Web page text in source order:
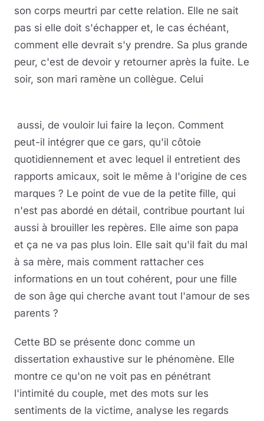
son corps meurtri par cette relation. Elle ne sait
pas si elle doit s'échapper et, le cas échéant,
comment elle devrait s'y prendre. Sa plus grande
peur, c'est de devoir y retourner après la fuite. Le
soir, son mari ramène un collègue. Celui
aussi, de vouloir lui faire la leçon. Comment
peut-il intégrer que ce gars, qu'il côtoie
quotidiennement et avec lequel il entretient des
rapports amicaux, soit le même à l'origine de ces
marques ? Le point de vue de la petite fille, qui
n'est pas abordé en détail, contribue pourtant lui
aussi à brouiller les repères. Elle aime son papa
et ça ne va pas plus loin. Elle sait qu'il fait du mal
à sa mère, mais comment rattacher ces
informations en un tout cohérent, pour une fille
de son âge qui cherche avant tout l'amour de ses
parents ?
Cette BD se présente donc comme un
dissertation exhaustive sur le phénomène. Elle
montre ce qu'on ne voit pas en pénétrant
l'intimité du couple, met des mots sur les
sentiments de la victime, analyse les regards